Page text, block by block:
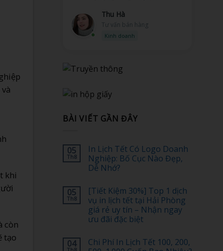
khi
còn
tạo
Minh Tuấn
Hỗ trợ kỹ thuật
Kỹ thuật
BÀI VIẾT GẦN ĐÂY
05
Th8
In Lịch Tết Có Logo Doanh
Nghiệp: Bố Cục Nào Đẹp,
Dễ Nhớ?
bình
luận
ở
In
Lịch
Tết
Doanh
Nghiệp:
05
Th8
[Tiết Kiệm 30%] Top 1 dịch
vụ in lịch tết tại Hải Phòng
giá rẻ uy tín – Nhận ngay
ưu đãi đặc biệt
bình
luận
04
Chi Phí In Lịch Tết 100, 200,